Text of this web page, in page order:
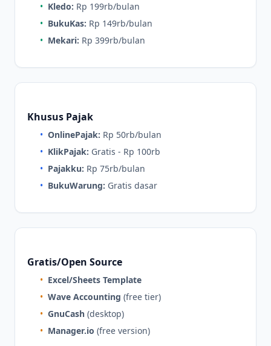
• Kledo: Rp 199rb/bulan
• BukuKas: Rp 149rb/bulan
• Mekari: Rp 399rb/bulan
Khusus Pajak
• OnlinePajak: Rp 50rb/bulan
• KlikPajak: Gratis - Rp 100rb
• Pajakku: Rp 75rb/bulan
• BukuWarung: Gratis dasar
Gratis/Open Source
• Excel/Sheets Template
• Wave Accounting (free tier)
• GnuCash (desktop)
• Manager.io (free version)